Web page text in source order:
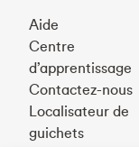
Aide
Centre
d’apprentissage
Contactez-nous
Localisateur de
guichets